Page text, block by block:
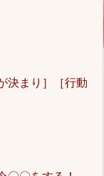
決まり］［行動